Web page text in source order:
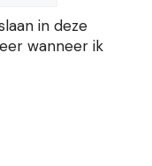
in deze
wanneer ik